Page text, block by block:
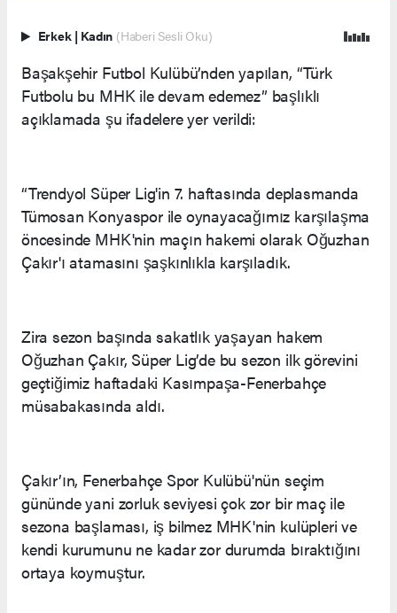
Erkek | Kadın (Haberi Sesli Oku)
Başakşehir Futbol Kulübü’nden yapılan, “Türk
Futbolu bu MHK ile devam edemez” başlıklı
açıklamada şu ifadelere yer verildi:
“Trendyol Süper Lig'in 7. haftasında deplasmanda
Tümosan Konyaspor ile oynayacağımız karşılaşma
öncesinde MHK'nin maçın hakemi olarak Oğuzhan
Çakır'ı atamasını şaşkınlıkla karşıladık.
Zira sezon başında sakatlık yaşayan hakem
Oğuzhan Çakır, Süper Lig’de bu sezon ilk görevini
geçtiğimiz haftadaki Kasımpaşa-Fenerbahçe
müsabakasında aldı.
Çakır’ın, Fenerbahçe Spor Kulübü'nün seçim
gününde yani zorluk seviyesi çok zor bir maç ile
sezona başlaması, iş bilmez MHK'nin kulüpleri ve
kendi kurumunu ne kadar zor durumda bıraktığını
ortaya koymuştur.